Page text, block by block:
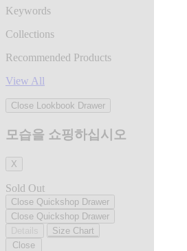
Keywords
Collections
Recommended Products
View All
Close Lookbook Drawer
모습을 쇼핑하십시오
X
Sold Out
Close Quickshop Drawer
Close Quickshop Drawer
Size Chart
Close